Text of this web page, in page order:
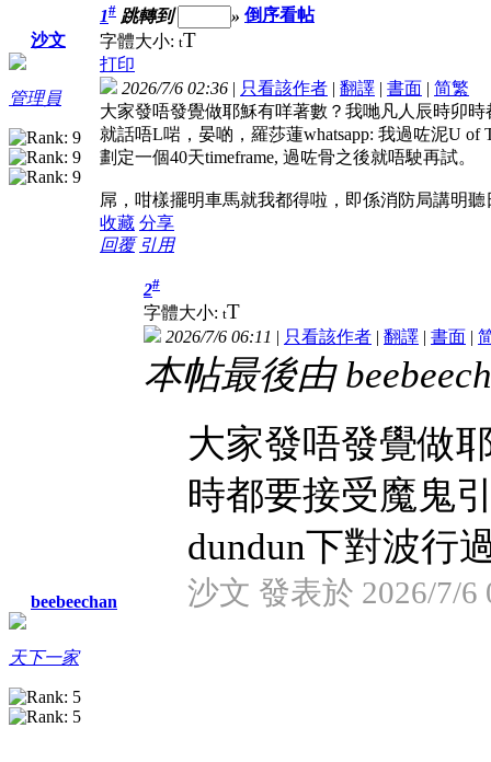
沙文
管理員
1# 跳轉到 » 倒序看帖
字體大小: tT
打印
2026/7/6 02:36 | 只看該作者 | 翻譯 | 書面 | 简繁
大家發唔發覺做耶穌有咩著數？我哋凡人辰時卯
就話唔L啱，晏啲，羅莎蓮whatsapp: 我過咗泥U
劃定一個40天timeframe, 過咗骨之後就唔駛再試。
屌，咁樣擺明車馬就我都得啦，即係消防局講明
收藏 分享
回覆 引用
beebeechan
天下一家
2#
字體大小: tT
2026/7/6 06:11 | 只看該作者 | 翻譯 | 書面 |
本帖最後由
大家發唔發覺做
時都要接受魔鬼
dundun下對波行
沙文 發表於 2026/7/6